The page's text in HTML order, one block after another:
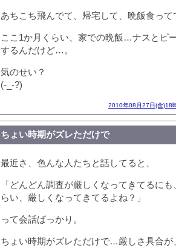
あちこち飛んでて、帰宅して、晩飯食っ
ここ1か月くらい、家での晩飯…ナスとピ
するんだけど…。
気のせい？
(-_-?)
2010年08月27日(金)18
ちょい時期がズレただけで
最近さ、色んな人たちと話してると、
「どんどん調査が厳しくなってきてるに
らい、厳しくなってきてるよね？」
って会話ばっかり。
ちょい時期がズレただけで…厳しさ具合が